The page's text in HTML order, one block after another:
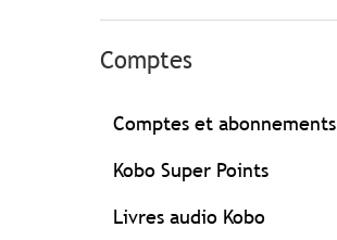
Comptes
Comptes et abonnements
Kobo Super Points
Livres audio Kobo